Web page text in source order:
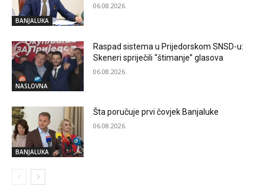
BANJALUKA
06.08.2026.
NASLOVNA
Raspad sistema u Prijedorskom SNSD-u:
Skeneri spriječili “štimanje” glasova
06.08.2026.
BANJALUKA
Šta poručuje prvi čovjek Banjaluke
06.08.2026.